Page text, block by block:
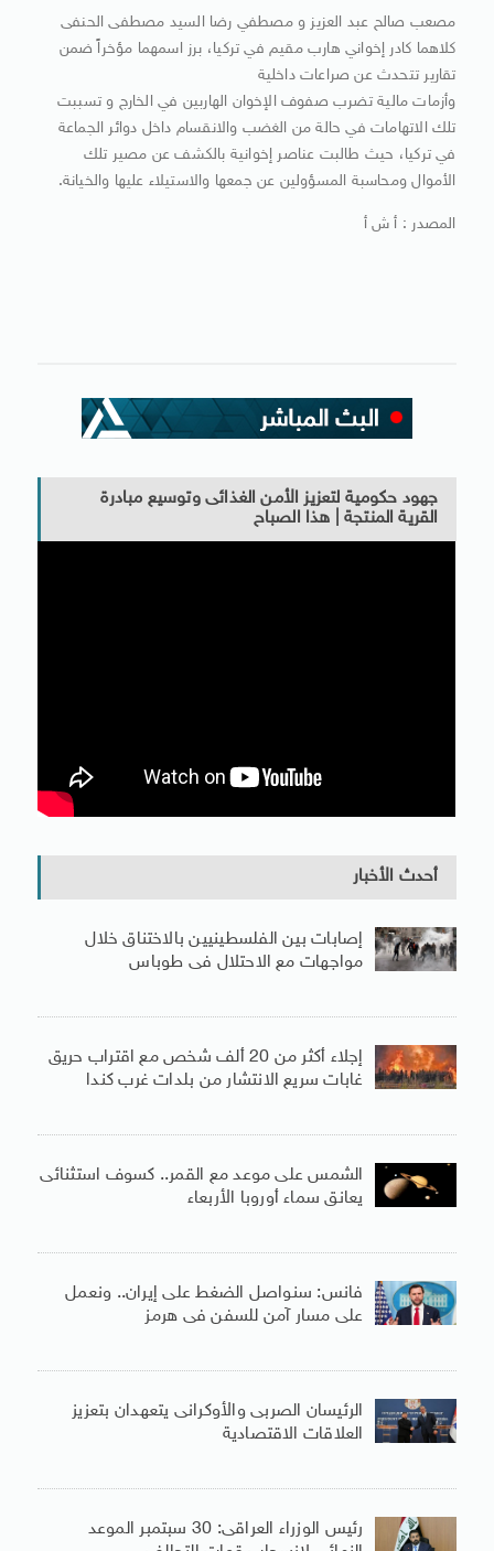
مصعب صالح عبد العزيز و مصطفي رضا السيد مصطفى الحنفى
كلاهما كادر إخواني هارب مقيم في تركيا، برز اسمهما مؤخراً ضمن
تقارير تتحدث عن صراعات داخلية
وأزمات مالية تضرب صفوف الإخوان الهاربين في الخارج و تسببت
تلك الاتهامات في حالة من الغضب والانقسام داخل دوائر الجماعة
في تركيا، حيث طالبت عناصر إخوانية بالكشف عن مصير تلك
الأموال ومحاسبة المسؤولين عن جمعها والاستيلاء عليها والخيانة.
المصدر : أ ش أ
جهود حكومية لتعزيز الأمن الغذائى وتوسيع مبادرة
القرية المنتجة | هذا الصباح
أحدث الأخبار
إصابات بين الفلسطينيين بالاختناق خلال
مواجهات مع الاحتلال فى طوباس
إجلاء أكثر من 20 ألف شخص مع اقتراب حريق
غابات سريع الانتشار من بلدات غرب كندا
الشمس على موعد مع القمر.. كسوف استثنائى
يعانق سماء أوروبا الأربعاء
فانس: سنواصل الضغط على إيران.. ونعمل
على مسار آمن للسفن فى هرمز
الرئيسان الصربى والأوكرانى يتعهدان بتعزيز
العلاقات الاقتصادية
رئيس الوزراء العراقى: 30 سبتمبر الموعد